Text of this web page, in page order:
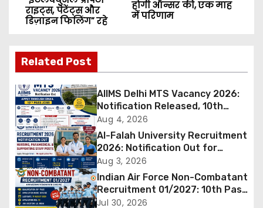
s
t
n
a
v
i
g
a
होगी ऑन्सर की, एक माह
में परिणाम
राइट्स, पेटेंट्स और
डिज़ाइन फिलिंग” रहे
Related Post
AIIMS Delhi MTS Vacancy 2026:
Notification Released, 10th
Pass Candidates Can Apply
Through Email
Aug 4, 2026
Al-Falah University Recruitment
2026: Notification Out for
Nursing, Paramedical &
Supporting Staff Posts, Apply
Through Email
Aug 3, 2026
Indian Air Force Non-Combatant
Recruitment 01/2027: 10th Pass
Candidates Can Apply Offline,
Jul 30, 2026